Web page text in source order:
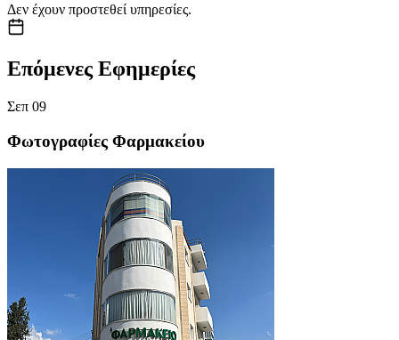
Δεν έχουν προστεθεί υπηρεσίες.
Επόμενες Εφημερίες
Σεπ 09
Φωτογραφίες Φαρμακείου